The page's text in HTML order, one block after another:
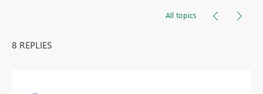
All topics
8 REPLIES